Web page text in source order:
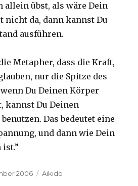
allein übst, als wäre Dein
nicht da, dann kannst Du
ausführen.
Metapher, dass die Kraft,
nur die Spitze des
Du Deinen Körper
kannst Du Deinen
Das bedeutet eine
und dann wie Dein
ist.”
2006 Categories
Aikido